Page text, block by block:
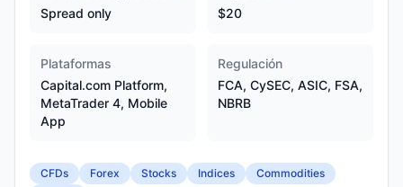
Spread only
$20
Plataformas
Capital.com Platform,
MetaTrader 4, Mobile
App
Regulación
FCA, CySEC, ASIC, FSA,
NBRB
CFDs Forex Stocks Indices
Commodities